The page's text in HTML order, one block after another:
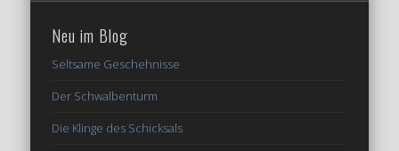
Neu im Blog
Seltsame Geschehnisse
Der Schwalbenturm
Die Klinge des Schicksals